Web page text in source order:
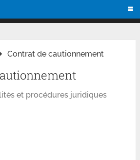
Contrat de cautionnement
et procédures juridiques